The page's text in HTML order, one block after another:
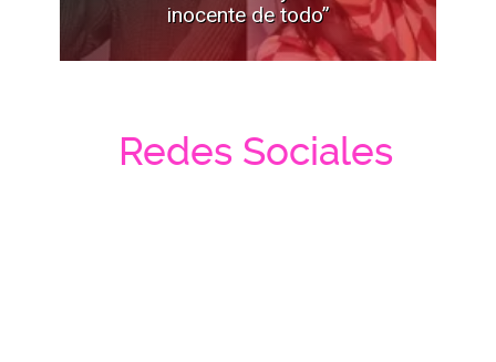
inocente de todo”
Redes Sociales